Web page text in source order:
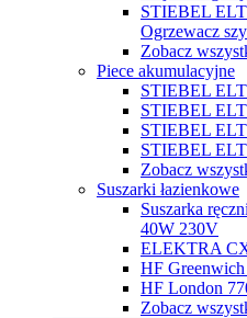
STIEBEL
Ogrzewacz
Zobacz
Piece akumulacyjne
STIEBEL
STIEBEL
STIEBEL
STIEBEL
Zobacz
Suszarki łazienkowe
Suszarka
40W 230V
ELEKTRA
HF Greenwich
HF London
Zobacz